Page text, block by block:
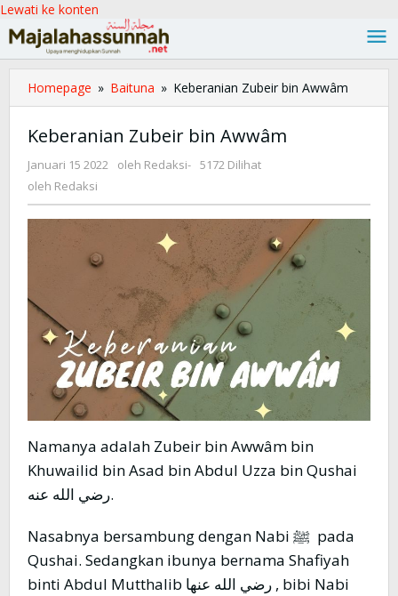
Lewati ke konten
Homepage » Baituna » Keberanian Zubeir bin Awwâm
Keberanian Zubeir bin Awwâm
Januari 15 2022 oleh Redaksi- 5172 Dilihat
oleh Redaksi
Namanya adalah Zubeir bin Awwâm bin
Khuwailid bin Asad bin Abdul Uzza bin Qushai
رضي الله عنه.
Nasabnya bersambung dengan Nabi ﷺ pada
Qushai. Sedangkan ibunya bernama Shafiyah
binti Abdul Mutthalib رضي الله عنها , bibi Nabi